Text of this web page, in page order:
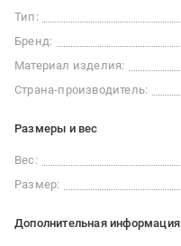
Тип:
Бренд:
Материал изделия:
Страна-производитель:
Размеры и вес
Вес:
Размер:
Дополнительная информация